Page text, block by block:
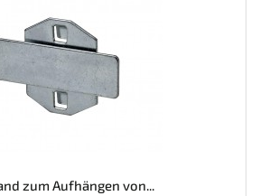
zum Aufhängen von...